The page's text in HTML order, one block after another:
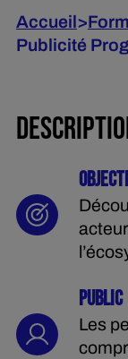
Accueil >
Publicité
PUBLIC
Les